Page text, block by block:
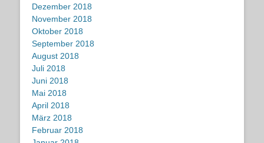
Dezember 2018
November 2018
Oktober 2018
September 2018
August 2018
Juli 2018
Juni 2018
Mai 2018
April 2018
März 2018
Februar 2018